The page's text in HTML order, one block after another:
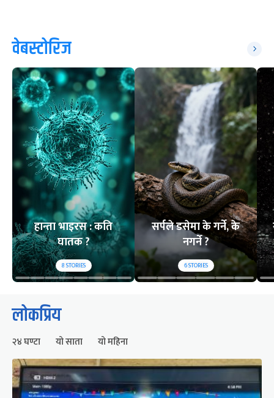
वेबस्टोरिज
हान्ता भाइरस : कति
घातक ?
8STORIES
सर्पले डसेमा के गर्ने, के
नगर्ने ?
6STORIES
लोकप्रिय
२४ घण्टा यो साता यो महिना